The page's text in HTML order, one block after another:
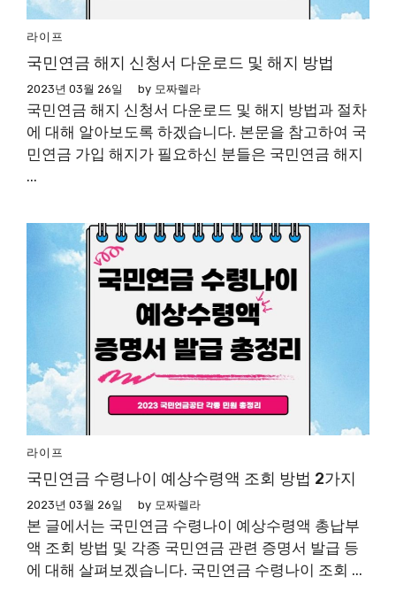
라이프
국민연금 해지 신청서 다운로드 및 해지 방법
2023년 03월 26일 by 모짜렐라
국민연금 해지 신청서 다운로드 및 해지 방법과 절차
에 대해 알아보도록 하겠습니다. 본문을 참고하여 국
민연금 가입 해지가 필요하신 분들은 국민연금 해지
...
라이프
국민연금 수령나이 예상수령액 조회 방법 2가지
2023년 03월 26일 by 모짜렐라
본 글에서는 국민연금 수령나이 예상수령액 총납부
액 조회 방법 및 각종 국민연금 관련 증명서 발급 등
에 대해 살펴보겠습니다. 국민연금 수령나이 조회 ...